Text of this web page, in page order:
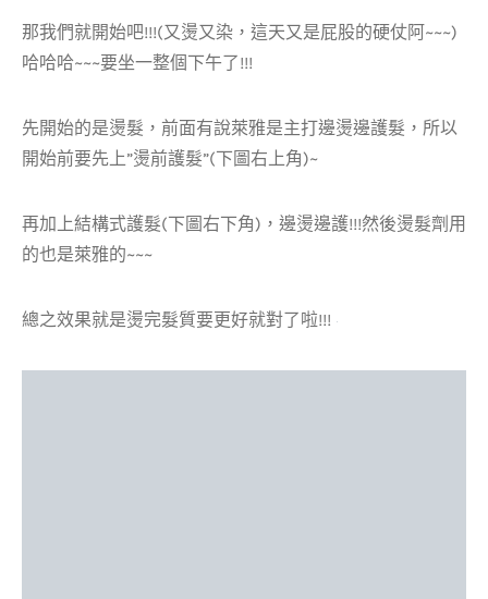
那我們就開始吧!!!(又燙又染，這天又是屁股的硬仗阿~~~)
哈哈哈~~~要坐一整個下午了!!!
先開始的是燙髮，前面有說萊雅是主打邊燙邊護髮，所以
開始前要先上”燙前護髮”(下圖右上角)~
再加上結構式護髮(下圖右下角)，邊燙邊護!!!然後燙髮劑用
的也是萊雅的~~~
總之效果就是燙完髮質要更好就對了啦!!!